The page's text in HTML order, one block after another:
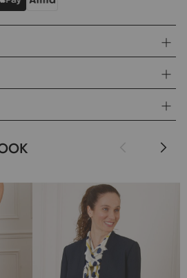
un tombé parfait et une aisance de